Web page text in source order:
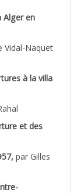
Alger en
Vidal-Naquet
à la villa
et des
par Gilles